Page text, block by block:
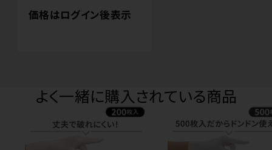
価格はログイン後表示
よく一緒に購入されている商品